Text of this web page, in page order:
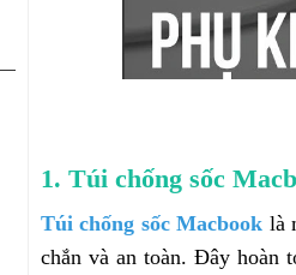
1. Túi chống sốc
Túi chống sốc Macbook là
chắn và an toàn. Đây hoàn